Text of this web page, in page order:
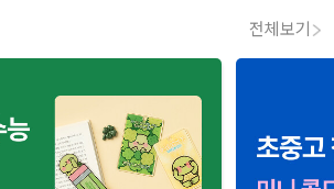
전체보기